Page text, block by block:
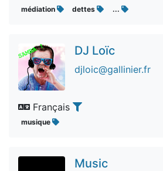
médiation
dettes ...
DJ Loïc
djloic@gallinier.fr
Français
musique
Music